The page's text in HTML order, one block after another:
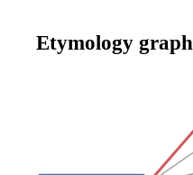
Etymology graph